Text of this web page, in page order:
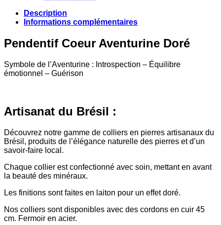
Description
Informations complémentaires
Pendentif Coeur Aventurine Doré
Symbole de l’Aventurine : Introspection – Équilibre
émotionnel – Guérison
Artisanat du Brésil :
Découvrez notre gamme de colliers en pierres artisanaux du
Brésil, produits de l’élégance naturelle des pierres et d’un
savoir-faire local.
Chaque collier est confectionné avec soin, mettant en avant
la beauté des minéraux.
Les finitions sont faites en laiton pour un effet doré.
Nos colliers sont disponibles avec des cordons en cuir 45
cm. Fermoir en acier.